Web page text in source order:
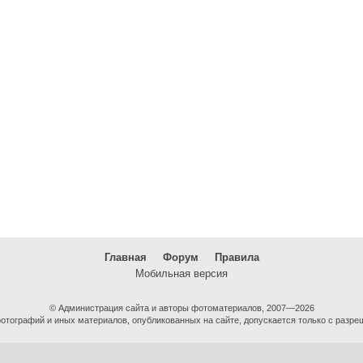
Главная Форум
Правила
Мобильная версия
© Администрация сайта и авторы фотоматериалов, 2007—2026
и иных материалов, опубликованных на сайте, допускается только с